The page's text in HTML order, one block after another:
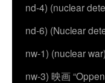
nd-4) (nuclear
nd-6) (Nuclear
nw-1) (nuclear
nw-3) 映画